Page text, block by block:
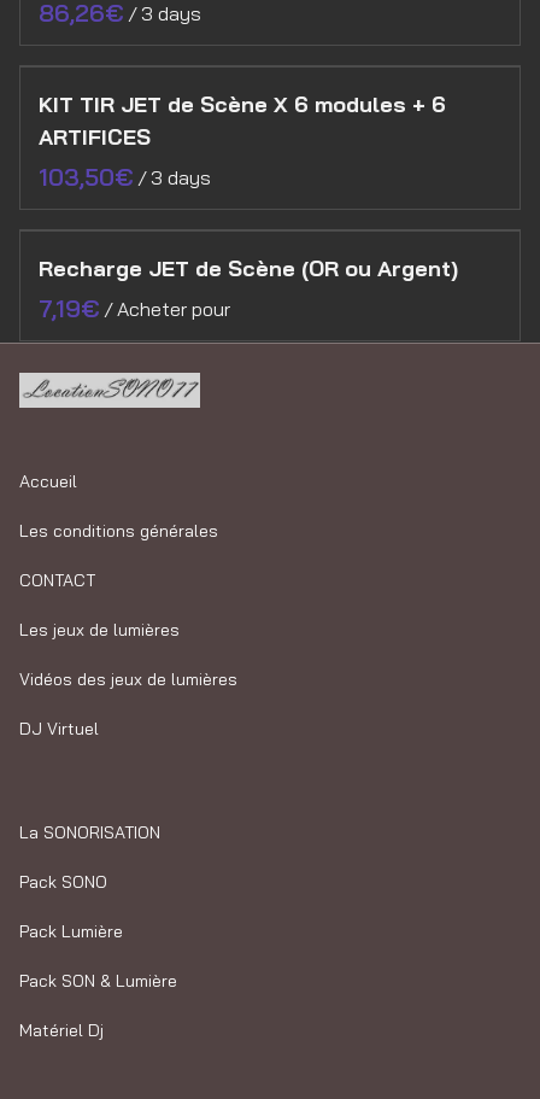
/
KIT TIR JET de Scène X 6 modules + 6
ARTIFICES
/
Recharge JET de Scène (OR ou Argent)
/
Accueil
Les conditions générales
CONTACT
Les jeux de lumières
Vidéos des jeux de lumières
DJ Virtuel
La SONORISATION
Pack SONO
Pack Lumière
Pack SON & Lumière
Matériel Dj